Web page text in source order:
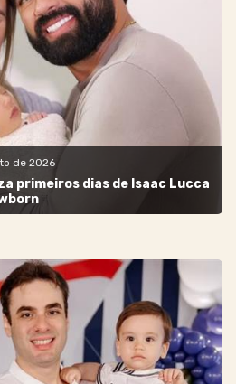
de 2026
primeiros dias de Isaac Lucca